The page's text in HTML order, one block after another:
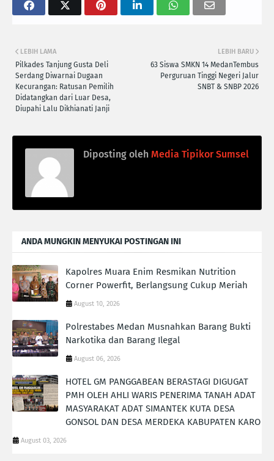
LEBIH BARU
63 Siswa SMKN 14 Medan‎Tembus
Perguruan Tinggi Negeri ‎Jalur
SNBT & SNBP 2026‎‎
LEBIH LAMA
Pilkades Tanjung Gusta Deli
Serdang Diwarnai Dugaan
Kecurangan: Ratusan Pemilih
Didatangkan dari Luar Desa,
Diupahi Lalu Dikhianati Janji
Diposting oleh Media Tipikor Sumsel
ANDA MUNGKIN MENYUKAI POSTINGAN INI
Kapolres Muara Enim Resmikan Nutrition
Corner Powerfit, Berlangsung Cukup Meriah
August 10, 2026
Polrestabes Medan Musnahkan Barang Bukti
Narkotika dan Barang Ilegal
August 06, 2026
HOTEL GM PANGGABEAN BERASTAGI DIGUGAT
PMH OLEH AHLI WARIS PENERIMA TANAH ADAT
MASYARAKAT ADAT SIMANTEK KUTA DESA
GONSOL DAN DESA MERDEKA KABUPATEN KARO
August 03, 2026